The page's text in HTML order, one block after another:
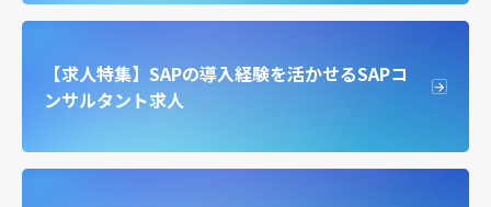
【求人特集】SAPの導入経験を活かせるSAPコ
ンサルタント求人